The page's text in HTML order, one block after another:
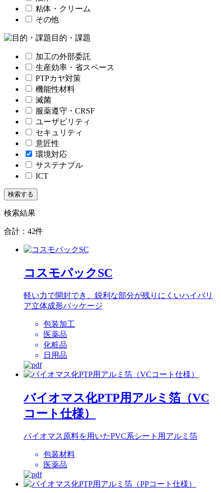
粘体・クリーム
その他
目的・課題
加工の外部委託
生産効率・省スペース
PTPカヤ対策
機能性材料
滅菌
服薬遵守・CRSF
ユーザビリティ
セキュリティ
意匠性
環境対応
サステナブル
ICT
検索結果
合計：42件
コスモパックSC
軽い力で開封でき、鋭利な部分が残りにくいハイバリ
ア立体成形パッケージ
包装加工
医薬品
化粧品
日用品
バイオマス化PTP用アルミ箔（VC
コート仕様）
バイオマス原料を用いたPVC系シート用アルミ箔
包装材料
医薬品